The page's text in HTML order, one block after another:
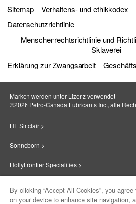
Sitemap Verhaltens- und ethikkodex
Datenschutzrichtlinie
Menschenrechtsrichtlinie und
Sklaverei
Erklärung zur Zwangsarbeit
Marken werden unter Lizenz verwendet
©2026 Petro‐Canada Lubricants Inc., alle
HF Sinclair >
Sonneborn >
HollyFrontier Specialities >
By clicking “Accept All Cookies”, you
on your device to enhance site navigation,